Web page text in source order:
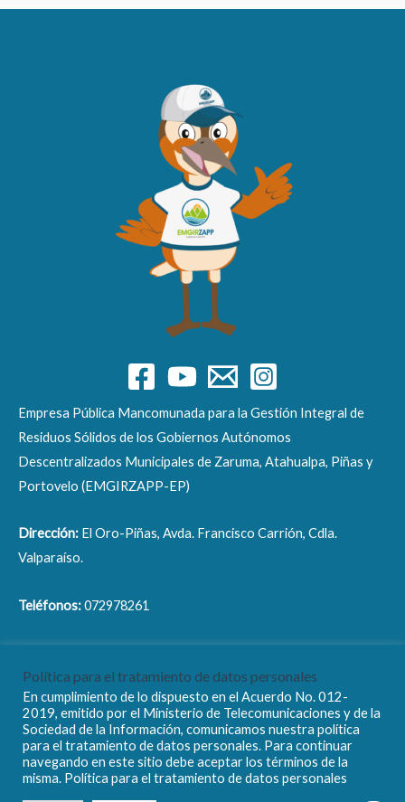
Empresa Pública Mancomunada para la Gestión Integral de
Residuos Sólidos de los Gobiernos Autónomos
Descentralizados Municipales de Zaruma, Atahualpa, Piñas y
Portovelo (EMGIRZAPP-EP)
Dirección: El Oro-Piñas, Avda. Francisco Carrión, Cdla.
Valparaíso.
Teléfonos:072978261
Copyright © 2026 EMGIRZAPP - EP
Política para el tratamiento de datos personales
En cumplimiento de lo dispuesto en el Acuerdo No. 012-
2019, emitido por el Ministerio de Telecomunicaciones y de la
Sociedad de la Información, comunicamos nuestra política
para el tratamiento de datos personales. Para continuar
navegando en este sitio debe aceptar los términos de la
misma. Política para el tratamiento de datos personales